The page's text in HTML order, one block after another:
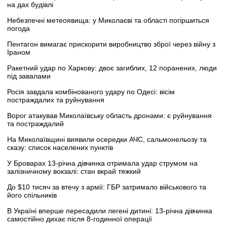
на дах будівлі
Небезпечні метеоявища: у Миколаєві та області погіршиться
погода
Пентагон вимагає прискорити виробництво зброї через війну з
Іраном
Ракетний удар по Харкову: двоє загиблих, 12 поранених, люди
під завалами
Росія завдала комбінованого удару по Одесі: вісім
постраждалих та руйнування
Ворог атакував Миколаївську область дронами: є руйнування
та постраждалий
На Миколаївщині виявили осередки АЧС, сальмонельозу та
сказу: список населених пунктів
У Броварах 13-річна дівчинка отримала удар струмом на
залізничному вокзалі: стан вкрай тяжкий
До $10 тисяч за втечу з армії: ГБР затримало військового та
його спільників
В Україні вперше пересадили легені дитині: 13-річна дівчинка
самостійно дихає після 8-годинної операції